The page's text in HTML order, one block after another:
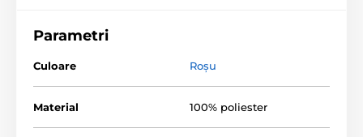
Parametri
Culoare Roşu
Material 100% poliester